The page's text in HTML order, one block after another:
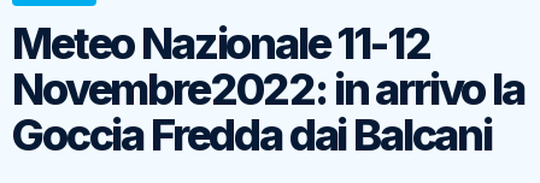
Meteo Nazionale 11-12
Novembre2022: in arrivo la
Goccia Fredda dai Balcani